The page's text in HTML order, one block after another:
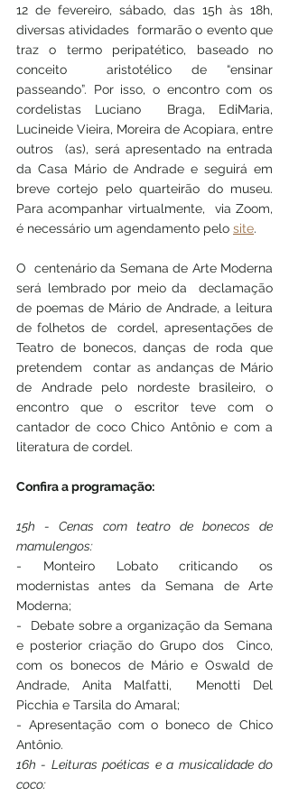
12 de fevereiro, sábado, das 15h às 18h,
diversas atividades  formarão o evento que
traz o termo peripatético, baseado no
conceito  aristotélico de “ensinar
passeando”. Por isso, o encontro com os
cordelistas Luciano  Braga, EdiMaria,
Lucineide Vieira, Moreira de Acopiara, entre
outros  (as), será apresentado na entrada
da Casa Mário de Andrade e seguirá em
breve cortejo pelo quarteirão do museu.
Para acompanhar virtualmente,  via Zoom,
é necessário um agendamento pelo site.
O  centenário da Semana de Arte Moderna
será lembrado por meio da  declamação
de poemas de Mário de Andrade, a leitura
de folhetos de  cordel, apresentações de
Teatro de bonecos, danças de roda que
pretendem  contar as andanças de Mário
de Andrade pelo nordeste brasileiro, o
encontro que o escritor teve com o
cantador de coco Chico Antônio e com a
literatura de cordel.
Confira a programação:
15h - Cenas com teatro de bonecos de
mamulengos:
- Monteiro Lobato criticando os
modernistas antes da Semana de Arte
Moderna;
-  Debate sobre a organização da Semana
e posterior criação do Grupo dos  Cinco,
com os bonecos de Mário e Oswald de
Andrade, Anita Malfatti,  Menotti Del
Picchia e Tarsila do Amaral;
- Apresentação com o boneco de Chico
Antônio.
16h - Leituras poéticas e a musicalidade do
coco: